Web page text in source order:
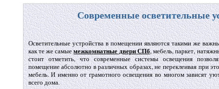
Современные осветительные
Осветительные устройства в помещении являются такими же
как те же самыемежкомнатные двери СПб, мебель, паркет,
стоит отметить, что современные системы освещения
помещение абсолютно в различных образах, не переклеивая при
мебель. И именно от грамотного освещения во многом зависят
всего дома.